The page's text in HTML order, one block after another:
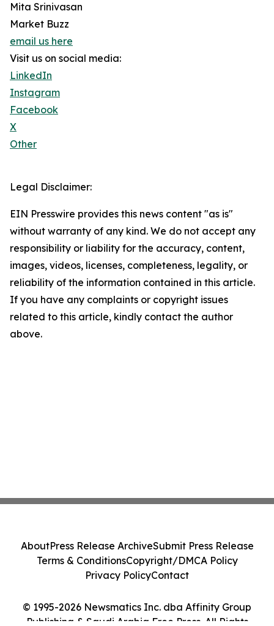
Mita Srinivasan
Market Buzz
email us here
Visit us on social media:
LinkedIn
Instagram
Facebook
X
Other
Legal Disclaimer:
EIN Presswire provides this news content "as is"
without warranty of any kind. We do not accept any
responsibility or liability for the accuracy, content,
images, videos, licenses, completeness, legality, or
reliability of the information contained in this article.
If you have any complaints or copyright issues
related to this article, kindly contact the author
above.
© 1995-2026 Newsmatics Inc. dba Affinity Group
Publishing & Saudi Arabia Free Press. All Rights
AboutPress Release ArchiveSubmit Press Release
Terms & ConditionsCopyright/DMCA Policy
Privacy PolicyContact